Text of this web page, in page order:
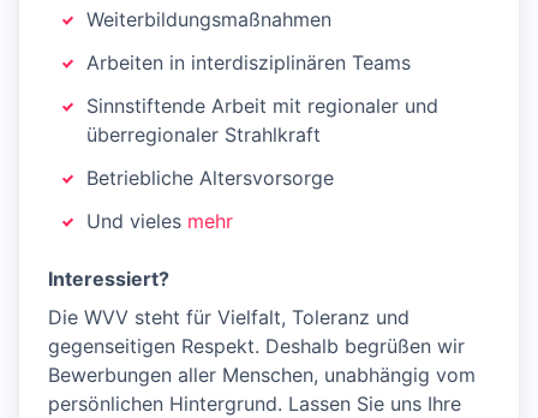
Weiterbildungsmaßnahmen
Arbeiten in interdisziplinären Teams
Sinnstiftende Arbeit mit regionaler und
überregionaler Strahlkraft
Betriebliche Altersvorsorge
Und vieles mehr
Interessiert?
Die WVV steht für Vielfalt, Toleranz und
gegenseitigen Respekt. Deshalb begrüßen wir
Bewerbungen aller Menschen, unabhängig vom
persönlichen Hintergrund. Lassen Sie uns Ihre